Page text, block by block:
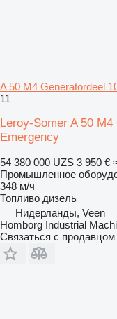
A 50 M4 Generatordeel
11
Leroy-Somer A 50
Emergency
54 380 000 UZS 3 950 €
Промышленное
348 м/ч
Топливо дизель
Нидерланды, Veen
Homborg Industrial
Связаться с продавцом